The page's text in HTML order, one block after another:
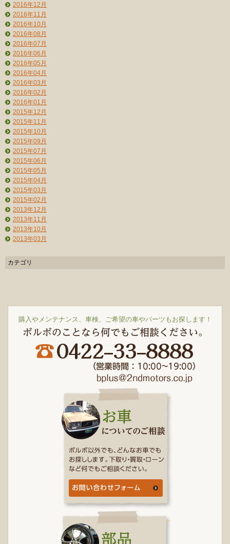
2016年12月
2016年11月
2016年10月
2016年08月
2016年07月
2016年06月
2016年05月
2016年04月
2016年03月
2016年02月
2016年01月
2015年12月
2015年11月
2015年10月
2015年09月
2015年07月
2015年06月
2015年05月
2015年04月
2015年03月
2015年02月
2013年12月
2013年11月
2013年10月
2013年03月
カテゴリ
購入やメンテナンス、車検、ご希望の車やパーツもお探します！
ボルボのことなら何でもご相談ください。